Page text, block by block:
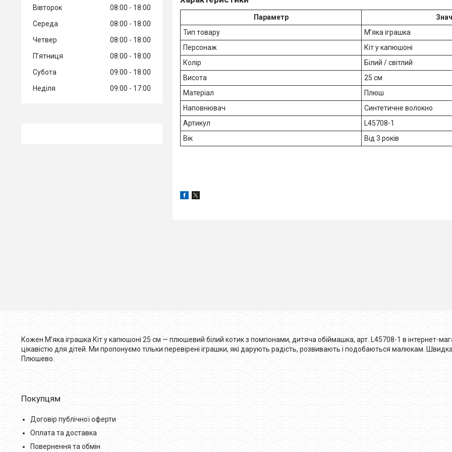
Параметр
Тип товару
М’яка іграшка
Персонаж
Кіт у капюшоні
Колір
Білий / світлий
Висота
25 см
Матеріал
Плюш
Наповнювач
Синтетичне волокно
Артикул
L45708-1
Вік
Від 3 років
Вівторок
08:00
18:00
Середа
08:00
18:00
Четвер
08:00
18:00
Пʼятниця
08:00
18:00
Субота
09:00
18:00
Неділя
09:00 17:00
Кожен М’яка іграшка Кіт у капюшоні 25 см — плюшевий білий котик з помпонами, дитяча обіймашка, арт. L45708-1 в інтернет-
цікавістю для дітей. Ми пропонуємо тільки перевірені іграшки, які дарують радість, розвивають і подобаються малюкам.
Плюшево.
Покупцям
Договір публічної оферти
Оплата та доставка
Повернення та обмін